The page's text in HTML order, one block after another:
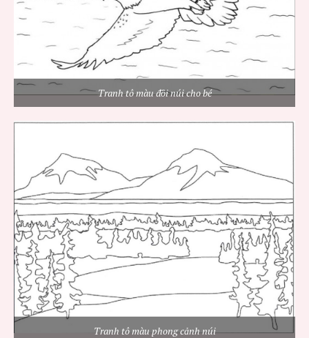
Tranh tô màu đồi núi cho bé
Tranh tô màu phong cảnh núi